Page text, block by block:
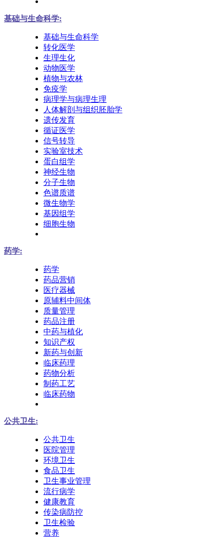
基础与生命科学:
基础与生命科学
转化医学
生理生化
动物医学
植物与农林
免疫学
病理学与病理生理
人体解剖与组织胚胎学
遗传发育
循证医学
信号转导
实验室技术
蛋白组学
神经生物
分子生物
色谱质谱
微生物学
基因组学
细胞生物
药学:
药学
药品营销
医疗器械
原辅料中间体
质量管理
药品注册
中药与植化
知识产权
新药与创新
临床药理
药物分析
制药工艺
临床药物
公共卫生:
公共卫生
医院管理
环境卫生
食品卫生
卫生事业管理
流行病学
健康教育
传染病防控
卫生检验
营养